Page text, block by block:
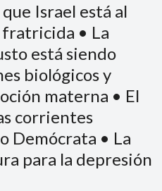
Israel está al
• La
está siendo
biológicos y
materna • El
corrientes
Demócrata • La
para la depresión